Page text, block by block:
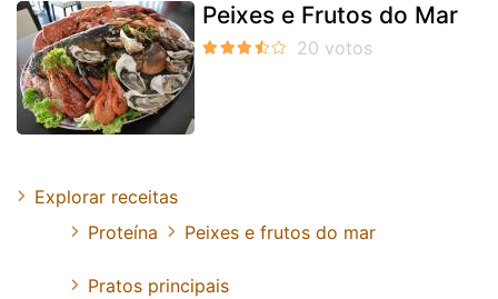
Peixes e Frutos do Mar
Explorar receitas
Proteína
Peixes e frutos do mar
Pratos principais